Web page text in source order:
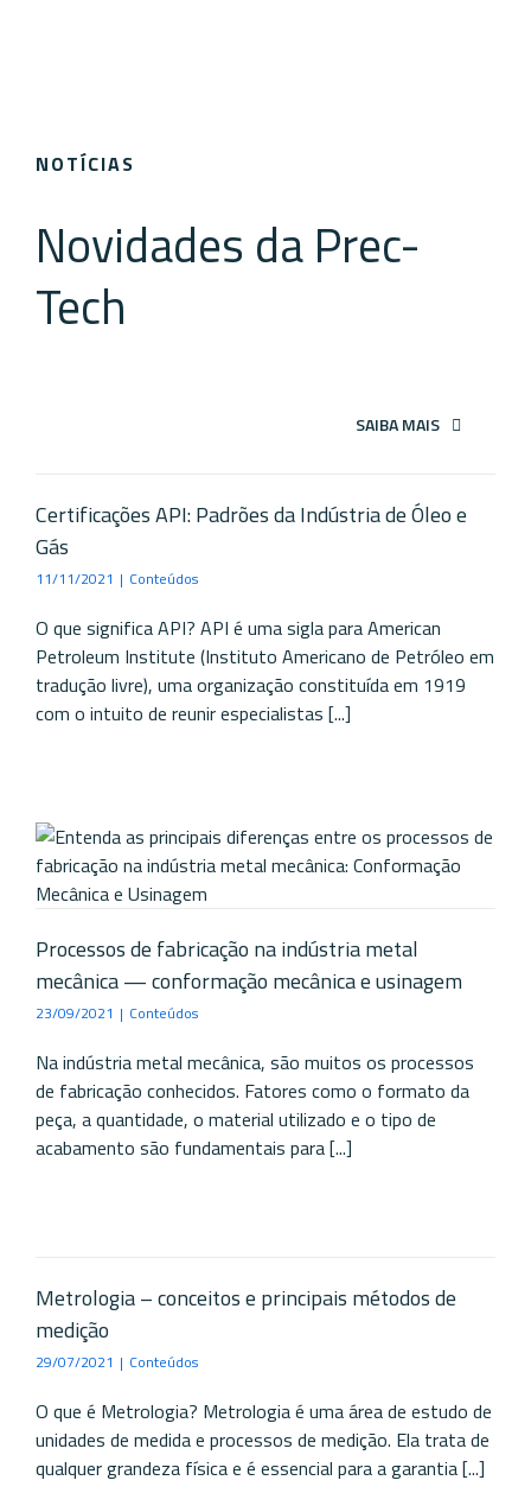
NOTÍCIAS
Novidades da Prec-
Tech
SAIBA MAIS
Certificações API: Padrões da Indústria de Óleo e
Gás
11/11/2021 | Conteúdos
O que significa API? API é uma sigla para American
Petroleum Institute (Instituto Americano de Petróleo em
tradução livre), uma organização constituída em 1919
com o intuito de reunir especialistas [...]
Processos de fabricação na indústria metal
mecânica — conformação mecânica e usinagem
23/09/2021 | Conteúdos
Na indústria metal mecânica, são muitos os processos
de fabricação conhecidos. Fatores como o formato da
peça, a quantidade, o material utilizado e o tipo de
acabamento são fundamentais para [...]
Metrologia – conceitos e principais métodos de
medição
29/07/2021 | Conteúdos
O que é Metrologia? Metrologia é uma área de estudo de
unidades de medida e processos de medição. Ela trata de
qualquer grandeza física e é essencial para a garantia [...]